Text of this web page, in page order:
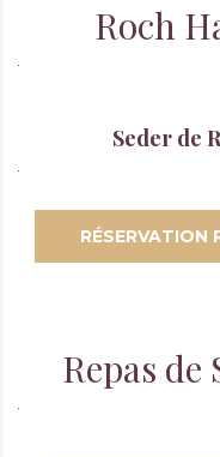
Roch
Seder de
RÉSERVATION
Repas